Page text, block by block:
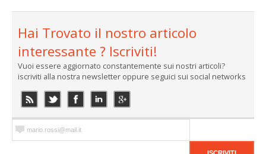
Hai Trovato il nostro articolo
interessante ? Iscriviti!
Vuoi essere aggiornato constantemente sui nostri articoli?
iscriviti alla nostra newsletter oppure seguici sui social networks